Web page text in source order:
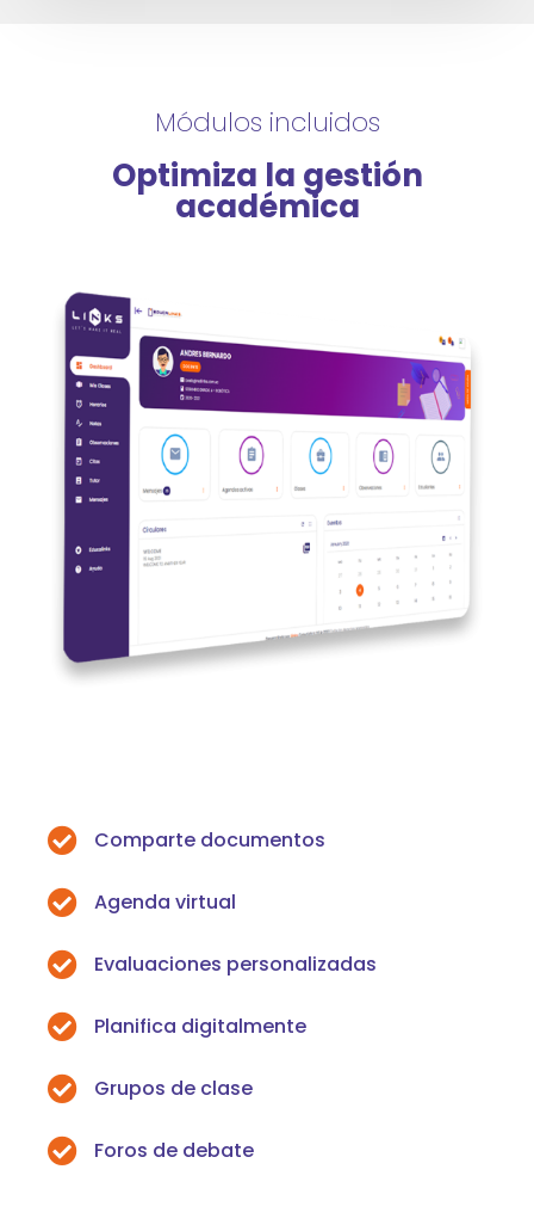
Módulos incluidos
Optimiza la gestión
académica
Comparte documentos
Agenda virtual
Evaluaciones personalizadas
Planifica digitalmente
Grupos de clase
Foros de debate